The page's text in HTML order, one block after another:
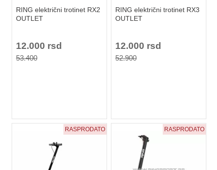
RING električni trotinet RX2
OUTLET
12.000 rsd
53.400
RING električni trotinet RX3
OUTLET
12.000 rsd
52.900
RASPRODATO RASPRODATO